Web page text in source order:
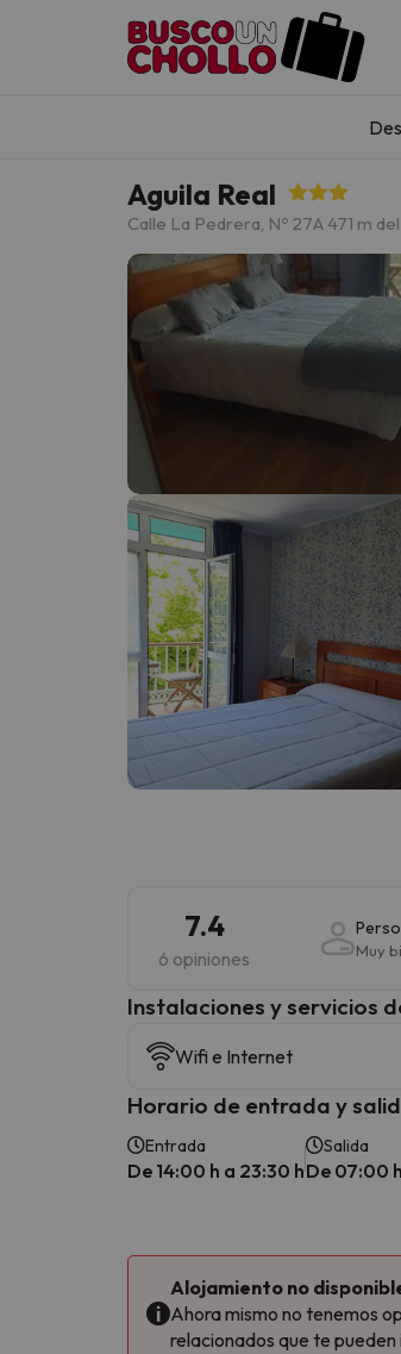
Aguila Real
Calle La Pedrera, Nº 27A 471 m
7.4
6 opiniones Muy
Instalaciones y servicios
Wifi e Internet
Horario de entrada y
Entrada
De 14:00 h a 23:30 h
Salida
De 07:00
Alojamiento no
Ahora mismo no tenemos
relacionados que te